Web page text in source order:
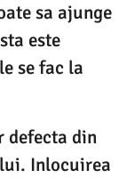
sa ajunge
este
se fac la
defecta din
Inlocuirea